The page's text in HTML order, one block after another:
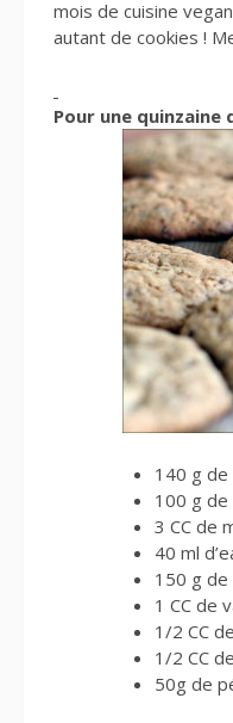
mois de cuisine
autant de cookies !
Pour une quinzaine
140 g de
100 g de
3 CC de
40 ml
150 g de
1 CC de
1/2 CC
1/2 CC
50g de